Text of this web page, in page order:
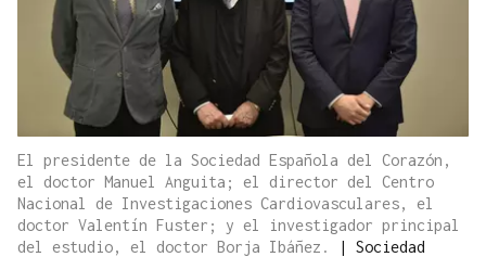
El presidente de la Sociedad Española del Corazón,
el doctor Manuel Anguita; el director del Centro
Nacional de Investigaciones Cardiovasculares, el
doctor Valentín Fuster; y el investigador principal
del estudio, el doctor Borja Ibáñez.
| Sociedad